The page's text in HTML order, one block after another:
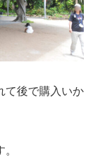
て後で購入いか